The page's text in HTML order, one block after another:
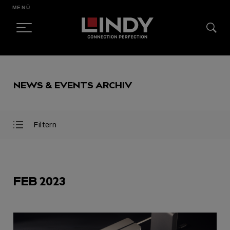
CONTENT
MENÜ
NEWS & EVENTS ARCHIV
Filter
Filter
Filtern
AUSGEWÄHLT
FEB 2023